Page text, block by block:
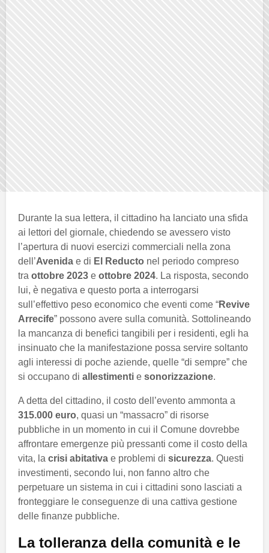
Durante la sua lettera, il cittadino ha lanciato una sfida
ai lettori del giornale, chiedendo se avessero visto
l’apertura di nuovi esercizi commerciali nella zona
dell’Avenida e di El Reducto nel periodo compreso
tra ottobre 2023 e ottobre 2024. La risposta, secondo
lui, è negativa e questo porta a interrogarsi
sull’effettivo peso economico che eventi come “Revive
Arrecife” possono avere sulla comunità. Sottolineando
la mancanza di benefici tangibili per i residenti, egli ha
insinuato che la manifestazione possa servire soltanto
agli interessi di poche aziende, quelle “di sempre” che
si occupano di allestimenti e sonorizzazione.
A detta del cittadino, il costo dell’evento ammonta a
315.000 euro, quasi un “massacro” di risorse
pubbliche in un momento in cui il Comune dovrebbe
affrontare emergenze più pressanti come il costo della
vita, la crisi abitativa e problemi di sicurezza. Questi
investimenti, secondo lui, non fanno altro che
perpetuare un sistema in cui i cittadini sono lasciati a
fronteggiare le conseguenze di una cattiva gestione
delle finanze pubbliche.
La tolleranza della comunità e le